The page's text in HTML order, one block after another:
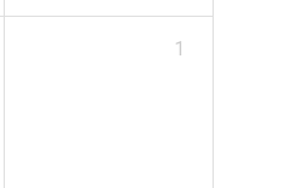
1